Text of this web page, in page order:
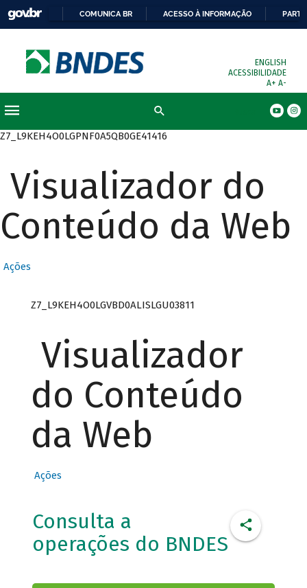
COMUNICA BR ACESSO À INFORMAÇÃO
ENGLISH
ACESSIBILIDADE
A+ A-
Z7_L9KEH4O0LGPNF0A5QB0GE41416
Visualizador do
Conteúdo da Web
Ações
Z7_L9KEH4O0LGVBD0ALISLGU03811
Visualizador
do Conteúdo
da Web
Ações
Consulta a
operações do BNDES